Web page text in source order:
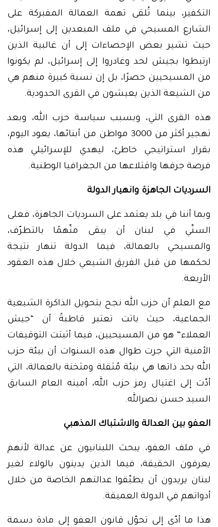
التكفير، بينما تُلقى تهمة العمالة المفبركة على
الشارع المسيحي في ملف المبعدين إلى إسرائيل،
حيث تشير بعض الإحصاءات إلى أن غالبية الذين
ارتبطوا بجيش لحد وغادروا إلى إسرائيل، لم يكونوا
من المسيحيين حصرًا، بل إن نسبة كبيرة منهم هي
من الشيعة الذين يعيشون في القرى الحدودية.
هذه القرى التي، وبسبب سياسة حزب الله، وبعد
تهجير أكثر من 3000 مواطن من أبنائها، يعود اليوم،
بقرار استراتيجي خاطئ، ليهدي للإسرائيلي هذه
فرصة جرفها واقتلاعها من الجغرافيا الوطنية.
السرديات الجاهزة وانهيار الدولة
وبما أننا في بلد يعتمد على السرديات الجاهزة، فعلى
السنّي في لبنان أن يبقى متّهمًا بالتطرّف،
والمسيحي بالعمالة، فيما الدولة تنهار نتيجة
لحكمها من قبل الفريق الشيعي خلال هذه العقود
الأربعة.
مع العلم أن حزب الله نجح بتحويل الذاكرة الشيعية
الجماعية، حيث باتت تعتبر قاطبةً أن “جيش
العملاء” هو من المسيحيين، فيما أثبتت التوقيفات
الأمنية التي جرت طوال هذه السنوات أن بيئة حزب
الله بحد ذاتها هي بيئة مُثقلة ومثخنة بالعمالة، التي
أدّت إلى اغتيال رمز حزب الله، أمينه العام السابق
السيد حسن نصرالله.
العفو بين العدالة والاشتباك المذهبي
في ملف العفو، يبحث اللبنانيون عن عدالة لأنهم
يعرفون الحقيقة، فيما الذين يدينون بالولاء لغير
لبنان يريدون أن يطبّقوا عدالتهم الخاصة من خلال
أدواتهم في الدولة العميقة.
هذا ما أدّى إلى تحوّل قانون العفو إلى مادة دسمة